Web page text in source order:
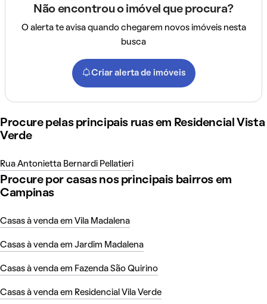
Não encontrou o imóvel que procura?
O alerta te avisa quando chegarem novos imóveis nesta
busca
Criar alerta de imóveis
Procure pelas principais ruas em Residencial Vista
Verde
Rua Antonietta Bernardi Pellatieri
Procure por casas nos principais bairros em
Campinas
Casas à venda em Vila Madalena
Casas à venda em Jardim Madalena
Casas à venda em Fazenda São Quirino
Casas à venda em Residencial Vila Verde